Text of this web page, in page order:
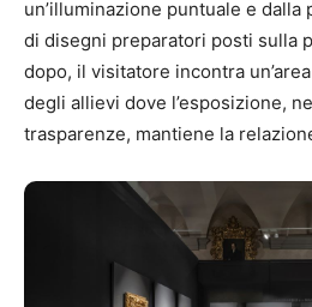
un’illuminazione puntuale e dalla
di disegni preparatori posti sulla
dopo, il visitatore incontra
degli allievi dove l’esposizione,
trasparenze, mantiene la